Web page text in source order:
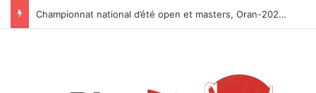
Championnat national d’été open et masters, Oran-2026 — Le CRB s’adjuge le titre